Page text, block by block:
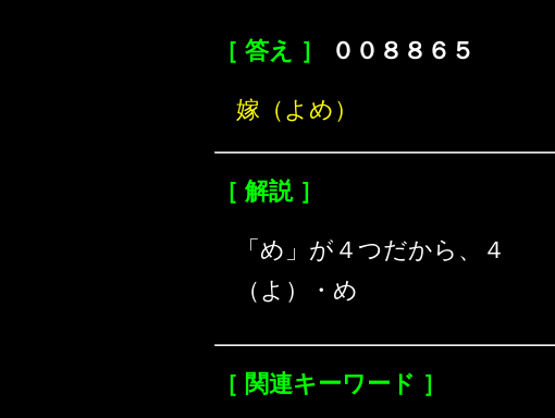
［ 答え ］ ００８８６５
嫁（よめ）
［ 解説 ］
「め」が４つだから、４
（よ）・め
［ 関連キーワード ］